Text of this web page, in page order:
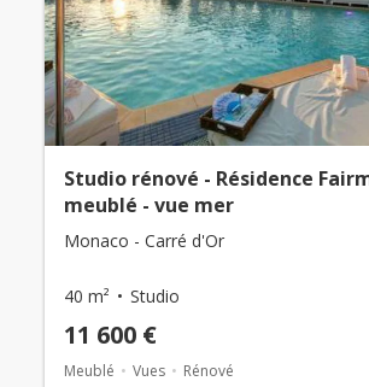
Studio rénové - Résidence
meublé - vue mer
Monaco - Carré d'Or
40 m² Studio
11 600 €
Meublé Vues Rénové